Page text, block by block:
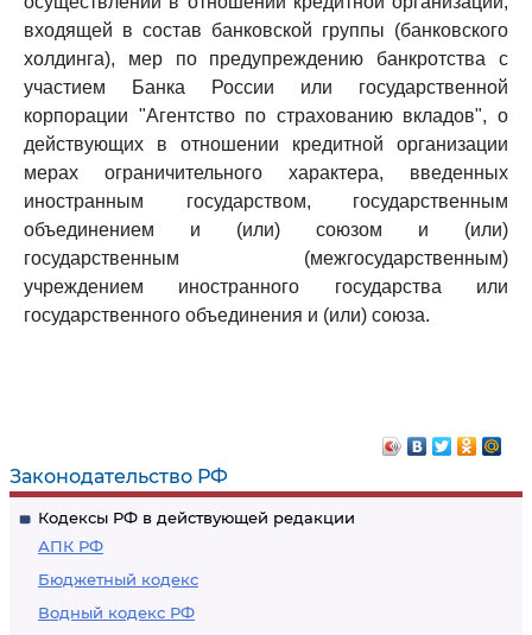
Законодательство РФ
Кодексы РФ в действующей редакции
АПК РФ
Бюджетный кодекс
Водный кодекс РФ
входящей в состав банковской группы (банковского
холдинга), мер по предупреждению банкротства с
участием Банка России или государственной
корпорации "Агентство по страхованию вкладов", о
действующих в отношении кредитной организации
мерах ограничительного характера, введенных
иностранным государством, государственным
объединением и (или) союзом и (или)
государственным (межгосударственным)
учреждением иностранного государства или
государственного объединения и (или) союза.